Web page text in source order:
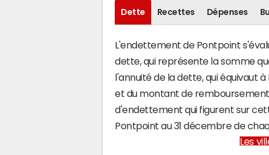
Dette Recettes Dépenses
L'endettement de Pontpoint
dette, qui représente la somme
l'annuité de la dette, qui équivaut
et du montant de remboursement
d'endettement qui figurent sur
Pontpoint au 31 décembre de
Les